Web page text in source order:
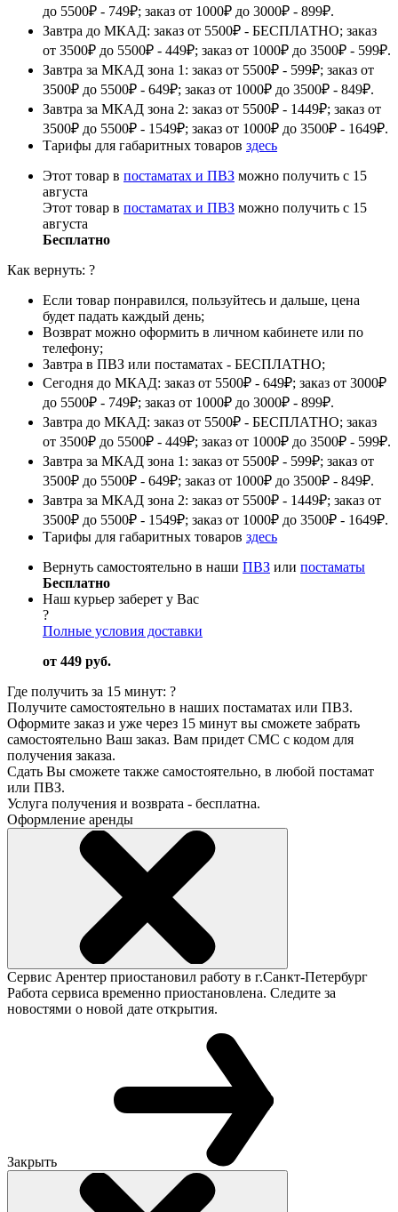
до 5500₽ - 749₽; заказ от 1000₽ до 3000₽ - 899₽.
Завтра до МКАД: заказ от 5500₽ - БЕСПЛАТНО; заказ
от 3500₽ до 5500₽ - 449₽; заказ от 1000₽ до 3500₽ - 599₽.
Завтра за МКАД зона 1: заказ от 5500₽ - 599₽; заказ от
3500₽ до 5500₽ - 649₽; заказ от 1000₽ до 3500₽ - 849₽.
Завтра за МКАД зона 2: заказ от 5500₽ - 1449₽; заказ от
3500₽ до 5500₽ - 1549₽; заказ от 1000₽ до 3500₽ - 1649₽.
Тарифы для габаритных товаров здесь
Этот товар в постаматах и ПВЗ можно получить с 15
августа
Этот товар в постаматах и ПВЗ можно получить с 15
августа
Бесплатно
Как вернуть: ?
Если товар понравился, пользуйтесь и дальше, цена
будет падать каждый день;
Возврат можно оформить в личном кабинете или по
телефону;
Завтра в ПВЗ или постаматах - БЕСПЛАТНО;
Сегодня до МКАД: заказ от 5500₽ - 649₽; заказ от 3000₽
до 5500₽ - 749₽; заказ от 1000₽ до 3000₽ - 899₽.
Завтра до МКАД: заказ от 5500₽ - БЕСПЛАТНО; заказ
от 3500₽ до 5500₽ - 449₽; заказ от 1000₽ до 3500₽ - 599₽.
Завтра за МКАД зона 1: заказ от 5500₽ - 599₽; заказ от
3500₽ до 5500₽ - 649₽; заказ от 1000₽ до 3500₽ - 849₽.
Завтра за МКАД зона 2: заказ от 5500₽ - 1449₽; заказ от
3500₽ до 5500₽ - 1549₽; заказ от 1000₽ до 3500₽ - 1649₽.
Тарифы для габаритных товаров здесь
Вернуть самостоятельно в наши ПВЗ или постаматы
Бесплатно
Наш курьер заберет у Вас
?
Полные условия доставки
от 449 руб.
Где получить за 15 минут: ?
Получите самостоятельно в наших постаматах или ПВЗ.
Оформите заказ и уже через 15 минут вы сможете забрать
самостоятельно Ваш заказ. Вам придет СМС с кодом для
получения заказа.
Сдать Вы сможете также самостоятельно, в любой постамат
или ПВЗ.
Услуга получения и возврата - бесплатна.
Оформление аренды
Сервис Арентер приостановил работу в г.Санкт-Петербург
Работа сервиса временно приостановлена. Следите за
новостями о новой дате открытия.
Закрыть